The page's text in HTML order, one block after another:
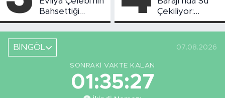
Bahsettiği
Bingöl'deki O
Yeri Görüntüledi
Çekiliyor:
Piknikçi Sayısı
Azaldı
BİNGÖL
07.08.2026
SONRAKI VAKTE KALAN
01:35:27